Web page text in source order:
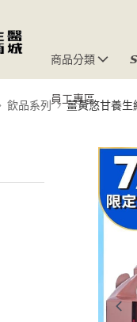
商品分類
員工專區
飲品系列 薑黃悠甘養生